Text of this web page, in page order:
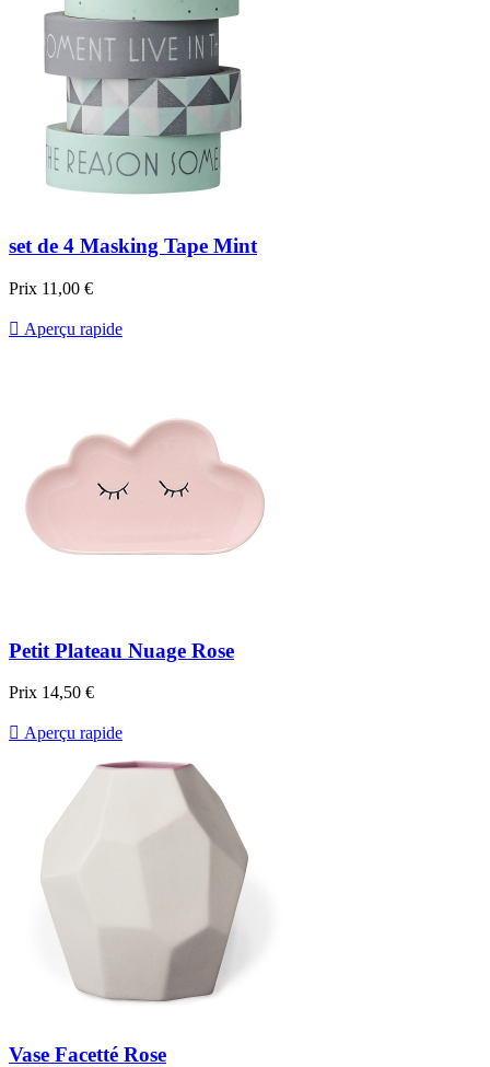
set de 4 Masking Tape Mint
Prix 11,00 €
 Aperçu rapide
Petit Plateau Nuage Rose
Prix 14,50 €
 Aperçu rapide
Vase Facetté Rose